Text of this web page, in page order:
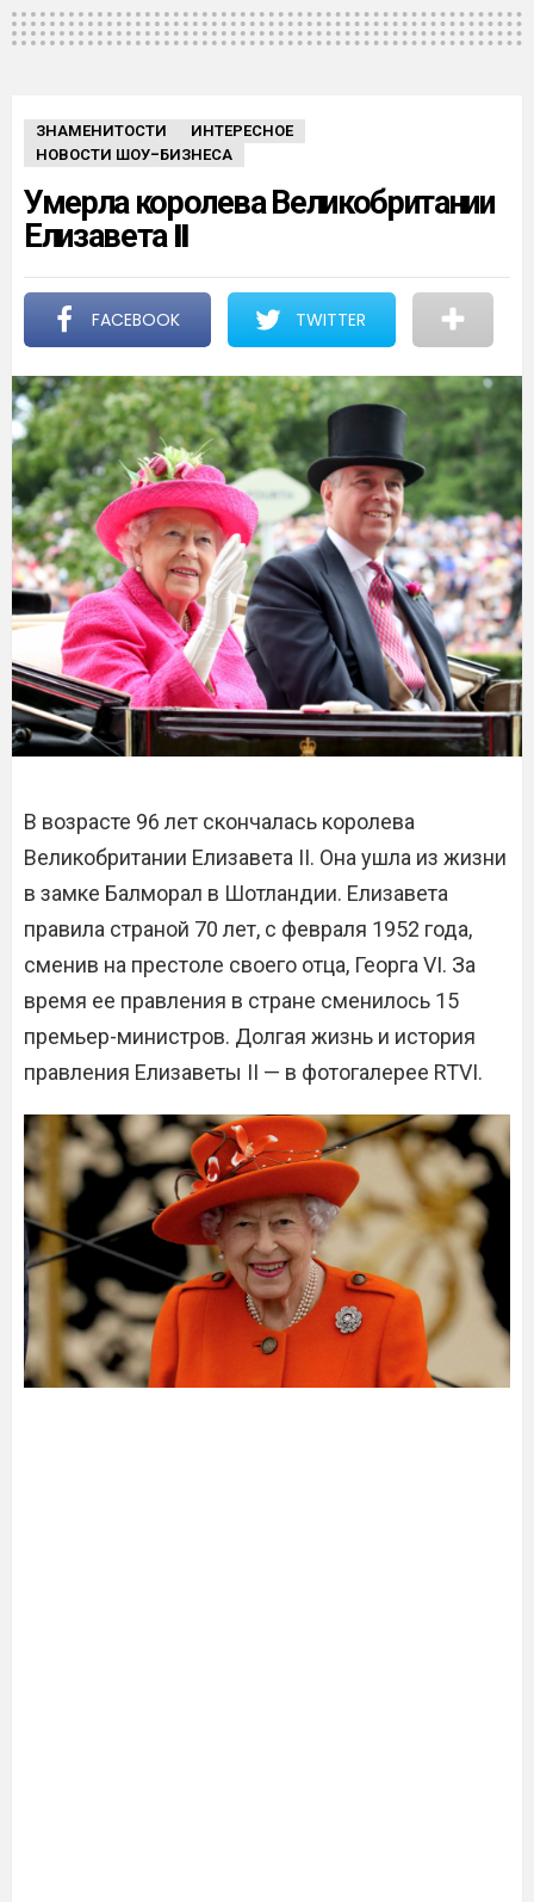
ЗНАМЕНИТОСТИ
ИНТЕРЕСНОЕ
НОВОСТИ ШОУ-БИЗНЕСА
Умерла королева Великобритании
Елизавета II
FACEBOOK TWITTER
В возрасте 96 лет скончалась королева
Великобритании Елизавета II. Она ушла из жизни
в замке Балморал в Шотландии. Елизавета
правила страной 70 лет, с февраля 1952 года,
сменив на престоле своего отца, Георга VI. За
время ее правления в стране сменилось 15
премьер-министров. Долгая жизнь и история
правления Елизаветы II — в фотогалерее RTVI.